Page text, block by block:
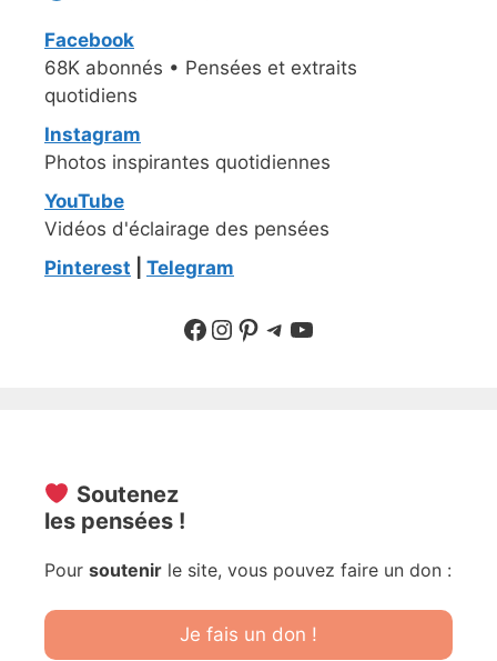
Facebook
68K abonnés • Pensées et extraits
quotidiens
Instagram
Photos inspirantes quotidiennes
YouTube
Vidéos d'éclairage des pensées
Pinterest
Telegram
Suivre sur Facebook
Suivre sur Instagram
Pinterest
Sur Telegram
YouTube
Soutenez
les pensées !
Pour soutenir le site, vous pouvez faire un don :
Je fais un don !